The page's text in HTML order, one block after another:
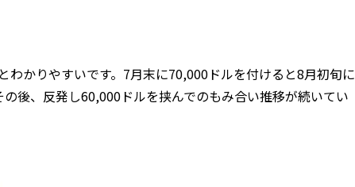
わかりやすいです。7月末に70,000ドルを付けると8月初旬に
後、反発し60,000ドルを挟んでのもみ合い推移が続いてい